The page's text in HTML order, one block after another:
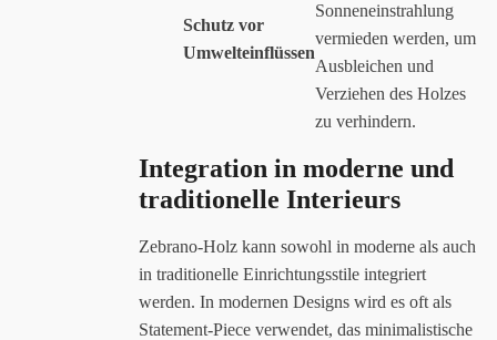
Schutz vor
Umwelteinflüssen
Sonneneinstrahlung
vermieden werden, um
Ausbleichen und
Verziehen des Holzes
zu verhindern.
Integration in moderne und
traditionelle Interieurs
Zebrano-Holz kann sowohl in moderne als auch
in traditionelle Einrichtungsstile integriert
werden. In modernen Designs wird es oft als
Statement-Piece verwendet, das minimalistische